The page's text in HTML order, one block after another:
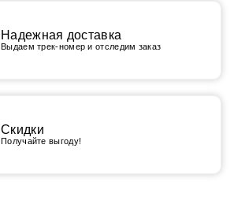
Надежная доставка
Выдаем трек-номер и отследим заказ
Скидки
Получайте выгоду!